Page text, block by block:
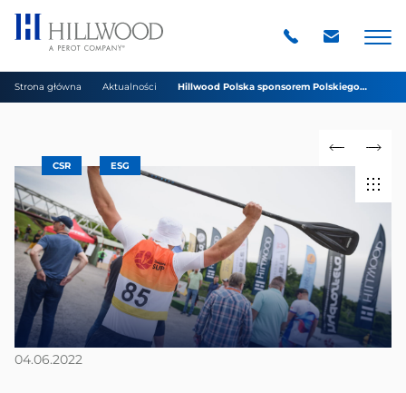
Strona główna Aktualności Hillwood Polska sponsorem Polskiego
CSR ESG
04.06.2022